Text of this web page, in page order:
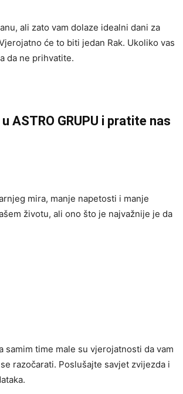
ali zato vam dolaze idealni dani za
će to biti jedan Rak. Ukoliko vas
da ne prihvatite.
ASTRO GRUPU i pratite nas
mira, manje napetosti i manje
životu, ali ono što je najvažnije je da
time male su vjerojatnosti da vam
razočarati. Poslušajte savjet zvijezda i